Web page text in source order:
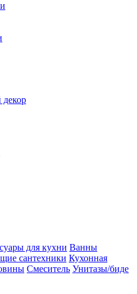
для кухни Ванны
сантехники Кухонная
Смеситель Унитазы/биде